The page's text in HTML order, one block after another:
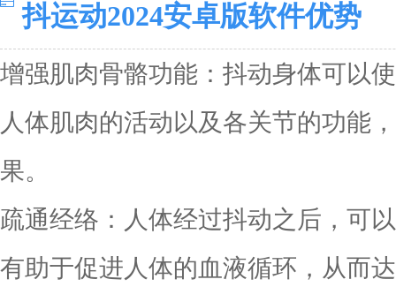
抖运动2024安卓版软件优势
增强肌肉骨骼功能：抖动身体可以
人体肌肉的活动以及各关节的功能
果。
疏通经络：人体经过抖动之后，可
有助于促进人体的血液循环，从而